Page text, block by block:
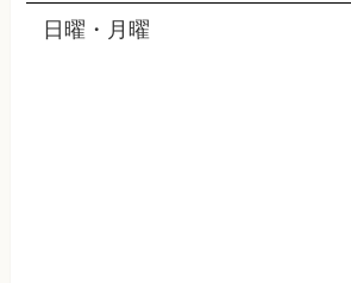
日曜・月曜